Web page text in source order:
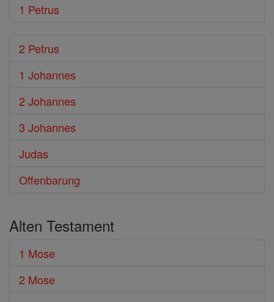
1 Petrus
2 Petrus
1 Johannes
2 Johannes
3 Johannes
Judas
Offenbarung
Alten Testament
1 Mose
2 Mose